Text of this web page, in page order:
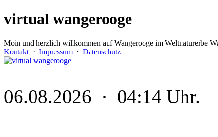
virtual wangerooge
Moin und herzlich willkommen auf Wangerooge im Weltnaturerbe
Kontakt · Impressum · Datenschutz
06.08.2026 · 04:14 Uhr.